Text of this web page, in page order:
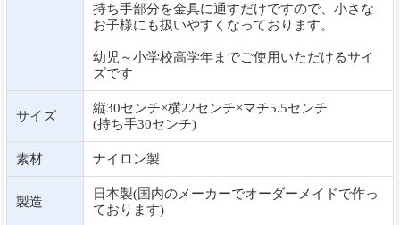
持ち手部分を金具に通すだけですので、小さな
お子様にも扱いやすくなっております。
幼児～小学校高学年までご使用いただけるサイ
ズです
サイズ
縦30センチ×横22センチ×マチ5.5センチ
(持ち手30センチ)
素材 ナイロン製
製造
日本製(国内のメーカーでオーダーメイドで作っ
ております)